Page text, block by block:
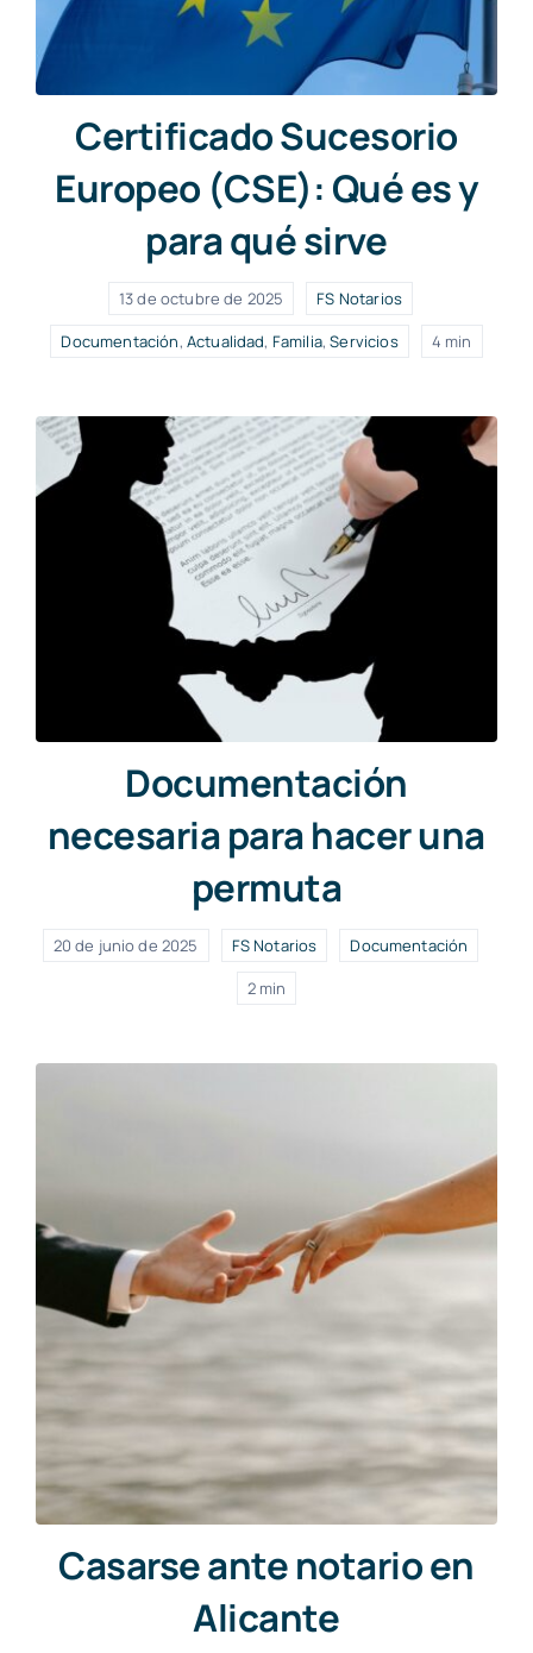
Certificado Sucesorio
Europeo (CSE): Qué es y
para qué sirve
13 de octubre de 2025
FS Notarios
Documentación, Actualidad, Familia,Servicios 4 min
Documentación
necesaria para hacer una
permuta
20 de junio de 2025 FS Notarios
Documentación
2 min
Casarse ante notario en
Alicante